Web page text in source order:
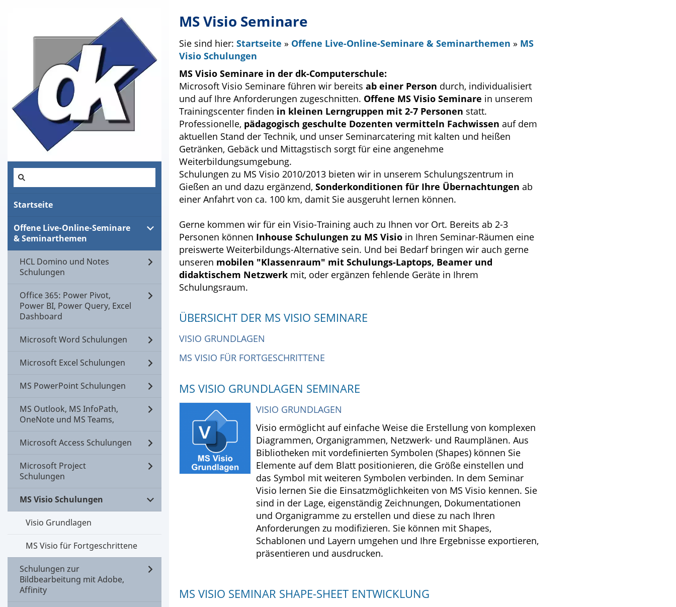
Startseite
Offene Live-Online-Seminare
& Seminarthemen
HCL Domino und Notes
Schulungen
Office 365: Power Pivot,
Power BI, Power Query, Excel
Dashboard
Microsoft Word Schulungen
Microsoft Excel Schulungen
MS PowerPoint Schulungen
MS Outlook, MS InfoPath,
OneNote und MS Teams,
Microsoft Access Schulungen
Microsoft Project
Schulungen
MS Visio Schulungen
Visio Grundlagen
MS Visio für Fortgeschrittene
Schulungen zur
Bildbearbeitung mit Adobe,
Affinity
MS Visio Seminare
Sie sind hier: Startseite » Offene Live-Online-Seminare & Seminarthemen » MS
Visio Schulungen
MS Visio Seminare in der dk-Computerschule:
Microsoft Visio Seminare führen wir bereits ab einer Person durch, individualisiert
und auf Ihre Anforderungen zugeschnitten. Offene MS Visio Seminare in unserem
Trainingscenter finden in kleinen Lerngruppen mit 2-7 Personen statt.
Professionelle, pädagogisch geschulte Dozenten vermitteln Fachwissen auf dem
aktuellen Stand der Technik, und unser Seminarcatering mit kalten und heißen
Getränken, Gebäck und Mittagstisch sorgt für eine angenehme
Weiterbildungsumgebung.
Schulungen zu MS Visio 2010/2013 bieten wir in unserem Schulungszentrum in
Gießen an und dazu ergänzend, Sonderkonditionen für Ihre Übernachtungen ab
einer Anfahrt von ca. 100 km, damit Sie ausgeruht lernen können.
Gerne kommen wir für ein Visio-Training auch zu Ihnen vor Ort. Bereits ab 2-3
Personen können Inhouse Schulungen zu MS Visio in Ihren Seminar-Räumen eine
preiswerte Weiterbildungs-Alternative sein. Und bei Bedarf bringen wir auch gerne
unseren mobilen "Klassenraum" mit Schulungs-Laptops, Beamer und
didaktischem Netzwerk mit, oder ergänzen fehlende Geräte in Ihrem
Schulungsraum.
ÜBERSICHT DER MS VISIO SEMINARE
VISIO GRUNDLAGEN
MS VISIO FÜR FORTGESCHRITTENE
MS VISIO GRUNDLAGEN SEMINARE
VISIO GRUNDLAGEN
Visio ermöglicht auf einfache Weise die Erstellung von komplexen
Diagrammen, Organigrammen, Netzwerk- und Raumplänen. Aus
Bibliotheken mit vordefinierten Symbolen (Shapes) können Sie
Elemente auf dem Blatt positionieren, die Größe einstellen und
das Symbol mit weiteren Symbolen verbinden. In dem Seminar
Visio lernen Sie die Einsatzmöglichkeiten von MS Visio kennen. Sie
sind in der Lage, eigenständig Zeichnungen, Dokumentationen
und Organigramme zu erstellen und diese zu nach Ihren
Anforderungen zu modifizieren. Sie können mit Shapes,
Schablonen und Layern umgehen und Ihre Ergebnisse exportieren,
präsentieren und ausdrucken.
MS VISIO SEMINAR SHAPE-SHEET ENTWICKLUNG